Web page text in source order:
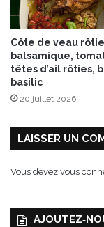
Côte de veau
balsamique,
têtes d’ail rôties,
basilic
20 juillet 2026
LAISSER UN
Vous devez vous